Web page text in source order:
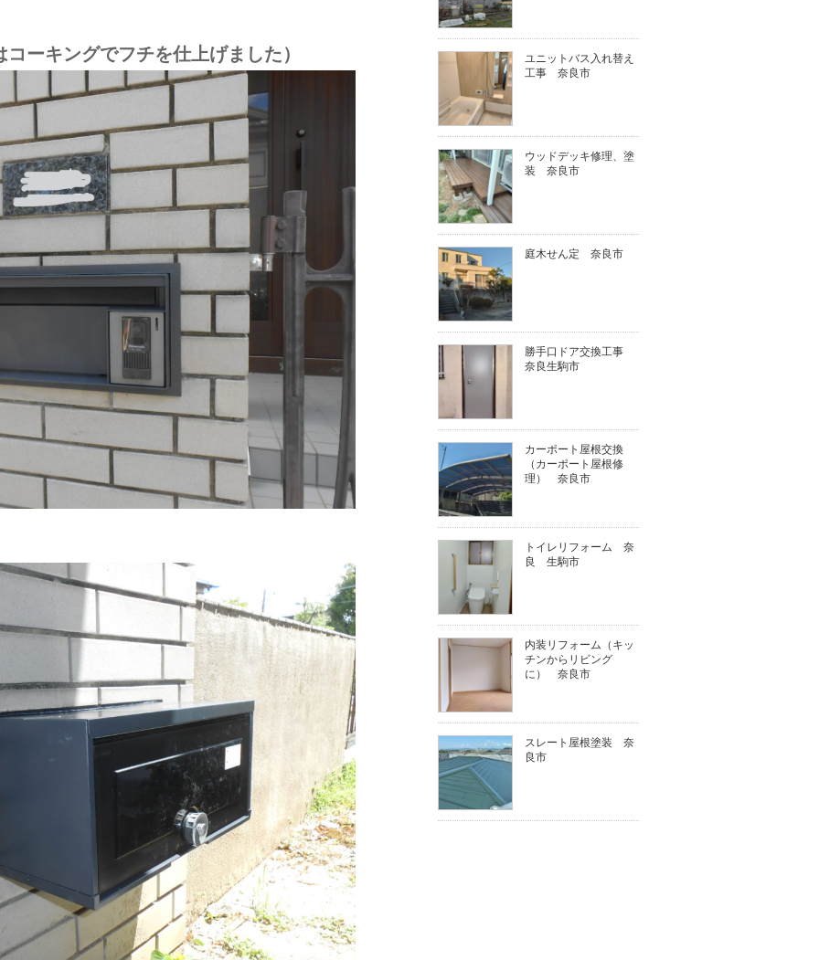
ーキングでフチを仕上げました）
ユニットバス入れ替え
工事 奈良市
ウッドデッキ修理、塗
装 奈良市
庭木せん定 奈良市
勝手口ドア交換工事
奈良生駒市
カーポート屋根交換
（カーポート屋根修
理） 奈良市
トイレリフォーム 奈
良 生駒市
内装リフォーム（キッ
チンからリビング
に） 奈良市
スレート屋根塗装 奈
良市